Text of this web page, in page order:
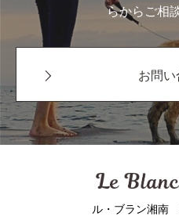
らからご相
お問
ル・ブラン湘南